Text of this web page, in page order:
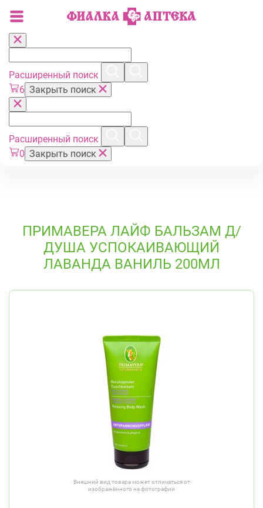
Расширенный поиск
6 Закрыть поиск
Расширенный поиск
0 Закрыть поиск
ПРИМАВЕРА ЛАЙФ БАЛЬЗАМ Д/
ДУША УСПОКАИВАЮЩИЙ
ЛАВАНДА ВАНИЛЬ 200МЛ
Внешний вид товара может отличаться от
изображённого на фотографии